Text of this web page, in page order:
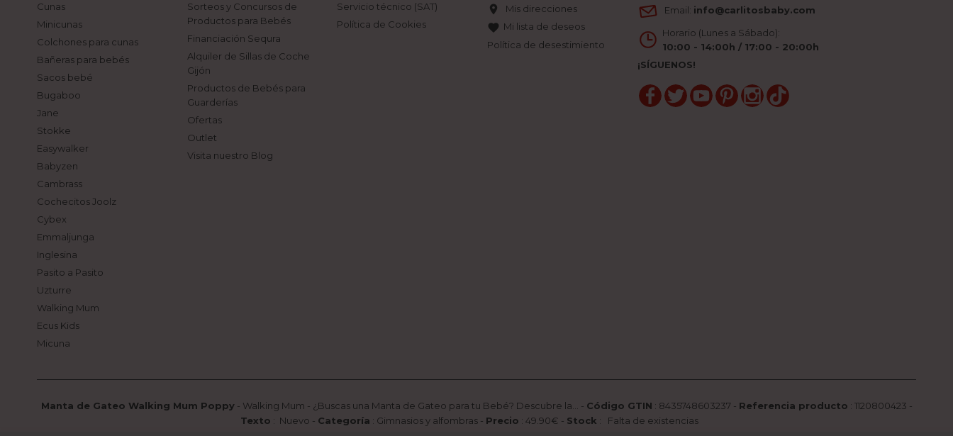
Cunas
Minicunas
Colchones para cunas
Bañeras para bebés
Sacos bebé
Bugaboo
Jane
Stokke
Easywalker
Babyzen
Cambrass
Cochecitos Joolz
Cybex
Emmaljunga
Inglesina
Pasito a Pasito
Uzturre
Walking Mum
Ecus Kids
Micuna
Sorteos y Concursos de
Productos para Bebés
Financiación Sequra
Alquiler de Sillas de Coche
Gijón
Productos de Bebés para
Guarderías
Ofertas
Outlet
Visita nuestro Blog
Servicio técnico (SAT)
Política de Cookies
location_on Mis direcciones
favorite Mi lista de deseos
Política de desestimiento
Email: info@carlitosbaby.com
Horario (Lunes a Sábado):
10:00 - 14:00h / 17:00 - 20:00h
¡SÍGUENOS!
Facebook
TwitterYouTubePinterestInstagram
TikTok
Manta de Gateo Walking Mum Poppy- Walking Mum - ¿Buscas una Manta de Gateo para tu Bebé? Descubre la... - Código GTIN : 8435748603237 - Referencia producto : 1120800423 -
Texto : Nuevo - Categoría : Gimnasios y alfombras - Precio : 49.90€ - Stock : Falta de existencias